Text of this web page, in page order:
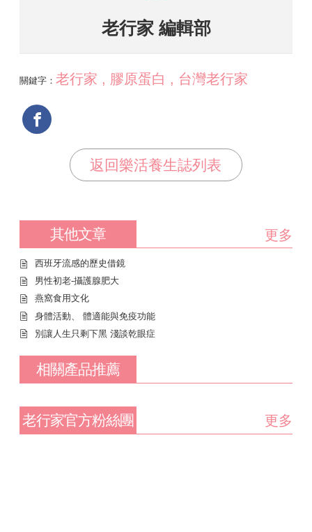
老行家 編輯部
關鍵字： 老行家 , 膠原蛋白 , 台灣老行家
返回樂活養生誌列表
其他文章 更多
西班牙流感的歷史借鏡
男性初老-攝護腺肥大
燕窩食用文化
身體活動、 體適能與免疫功能
別讓人生只剩下黑 淺談乾眼症
相關產品推薦
老行家官方粉絲團 更多